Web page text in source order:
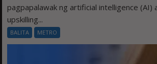
pagpapalawak ng artificial intelligence (AI)
upskilling...
BALITA METRO